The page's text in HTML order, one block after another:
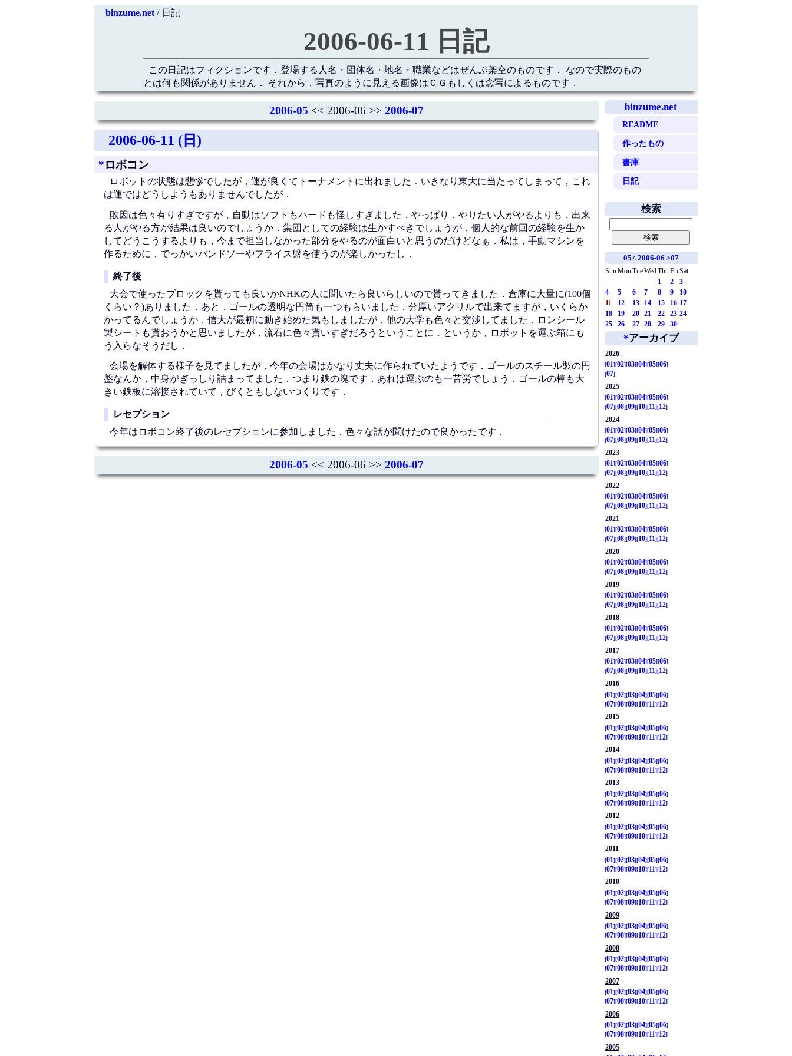
binzume.net/ 日記
2006-06-11 日記
この日記はフィクションです．登場する人名・団体名・地名・職業などはぜんぶ架空のものです． なので実際のもの
とは何も関係がありません． それから，写真のように見える画像はＣＧもしくは念写によるものです．
binzume.net
README
作ったもの
書庫
日記
2006-05 << 2006-06 >> 2006-07
2006-06-11 (日)
*ロボコン
ロボットの状態は悲惨でしたが，運が良くてトーナメントに出れました．いきなり東大に当たってしまって，これ
は運ではどうしようもありませんでしたが．
敗因は色々有りすぎですが，自動はソフトもハードも怪しすぎました．やっぱり，やりたい人がやるよりも，出来
る人がやる方が結果は良いのでしょうか．集団としての経験は生かすべきでしょうが，個人的な前回の経験を生か
してどうこうするよりも，今まで担当しなかった部分をやるのが面白いと思うのだけどなぁ．私は，手動マシンを
作るために，でっかいバンドソーやフライス盤を使うのが楽しかったし．
終了後
大会で使ったブロックを貰っても良いかNHKの人に聞いたら良いらしいので貰ってきました．倉庫に大量に(100個
くらい？)ありました．あと，ゴールの透明な円筒も一つもらいました．分厚いアクリルで出来てますが，いくらか
かってるんでしょうか．信大が最初に動き始めた気もしましたが，他の大学も色々と交渉してました．ロンシール
製シートも貰おうかと思いましたが，流石に色々貰いすぎだろうということに．というか，ロボットを運ぶ箱にも
う入らなそうだし．
会場を解体する様子を見てましたが，今年の会場はかなり丈夫に作られていたようです．ゴールのスチール製の円
盤なんか，中身がぎっしり詰まってました．つまり鉄の塊です．あれは運ぶのも一苦労でしょう．ゴールの棒も大
きい鉄板に溶接されていて，びくともしないつくりです．
レセプション
今年はロボコン終了後のレセプションに参加しました．色々な話が聞けたので良かったです．
2006-05 << 2006-06 >> 2006-07
検索
05< 2006-06 >07
SunMonTueWed ThuFriSat
1
2
3
4
5 6 7 8 9
10
11
12 13 14 15 16 17
18
19 20 21 22 23 24
25
26 27 28 29 30
*アーカイブ
2026
01
02 03 04 05 06
07
2025
01
02 03 04 05 06
07 08 09 10 11
12
2024
01
02 03 04 05 06
07 08 09 10 11
12
2023
01
02 03 04 05 06
07 08 09 10 11
12
2022
01
02 03 04 05 06
07 08 09 10 11
12
2021
01
02 03 04 05 06
07 08 09 10 11
12
2020
01
02 03 04 05 06
07 08 09 10 11
12
2019
01
02 03 04 05 06
07 08 09 10 11
12
2018
01 02 03 04 05 06
07 08 09 10 11 12
2017
01 02 03 04 05 06
07 08 09 10 11 12
2016
01
02 03 04 05 06
07 08 09 10 11
12
2015
01
02 03 04 05 06
07 08 09 10 11
12
2014
01
02 03 04 05 06
07 08 09 10 11
12
2013
01
02 03 04 05 06
07 08 09 10 11
12
2012
01
02 03 04 05 06
07 08 09 10 11
12
2011
01
02 03 04 05 06
07 08 09 10 11
12
2010
01
02 03 04 05 06
07 08 09 10 11
12
2009
01
02 03 04 05 06
07 08 09 10 11
12
2008
01
02 03 04 05 06
07 08 09 10 11
12
2007
01
02 03 04 05 06
07 08 09 10 11
12
2006
01
02 03 04 05 06
07 08 09 10 11
12
2005